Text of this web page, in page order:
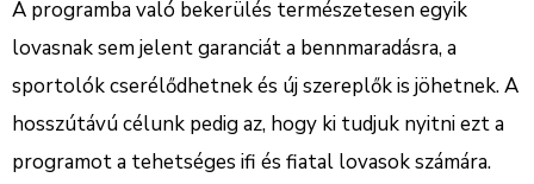
A programba való bekerülés természetesen egyik
lovasnak sem jelent garanciát a bennmaradásra, a
sportolók cserélődhetnek és új szereplők is jöhetnek. A
hosszútávú célunk pedig az, hogy ki tudjuk nyitni ezt a
programot a tehetséges ifi és fiatal lovasok számára.